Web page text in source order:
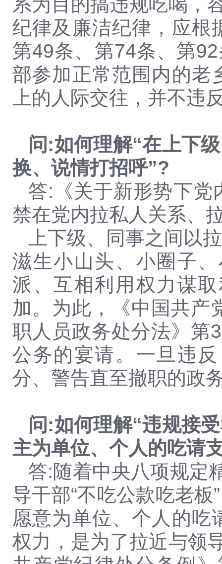
纪律及廉洁纪律，应根
第49条、第74条、第
部参加正常范围内的老
上的人际交往，并不违
问:如何理解“在上下
换、说情打招呼”?
答:《关于新形势下党
禁在党内拉私人关系、
上下级、同事之间以
滋生小山头、小圈子
派、互相利用权力谋
加。为此，《中国共产
职人员政务处分法》第
公务的宴请。一旦违
分、警告直至撤职的政
问:如何理解“违规接
主为单位、个人的吃请
答:随着中央八项规定
导干部“不吃公款吃老
愿意为单位、个人的吃
权力，是为了拉近与领